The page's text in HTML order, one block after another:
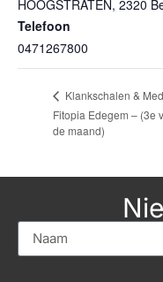
HOOGSTRATEN, 2320
Telefoon
0471267800
Klankschalen &
Fitopia Edegem – (3e
de maand)